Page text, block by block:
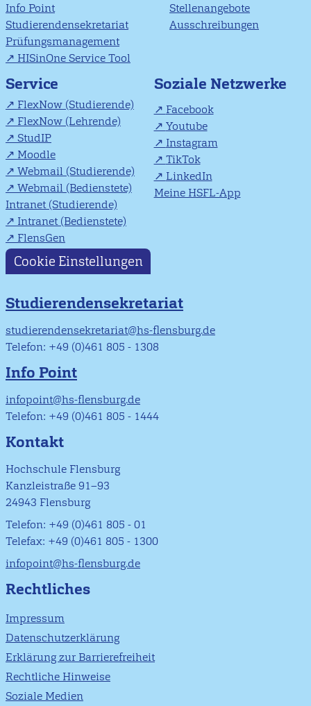
Info Point
Studierendensekretariat
Prüfungsmanagement
HISinOne Service Tool
Stellenangebote
Ausschreibungen
Service
FlexNow (Studierende)
FlexNow (Lehrende)
StudIP
Moodle
Webmail (Studierende)
Webmail (Bedienstete)
Intranet (Studierende)
Intranet (Bedienstete)
FlensGen
Soziale Netzwerke
Facebook
Youtube
Instagram
TikTok
LinkedIn
Meine HSFL-App
Cookie Einstellungen
Studierendensekretariat
studierendensekretariat@hs-flensburg.de
Telefon: +49 (0)461 805 - 1308
Info Point
infopoint@hs-flensburg.de
Telefon: +49 (0)461 805 - 1444
Kontakt
Hochschule Flensburg
Kanzleistraße 91–93
24943 Flensburg
Telefon: +49 (0)461 805 - 01
Telefax: +49 (0)461 805 - 1300
infopoint@hs-flensburg.de
Rechtliches
Impressum
Datenschutzerklärung
Erklärung zur Barrierefreiheit
Rechtliche Hinweise
Soziale Medien